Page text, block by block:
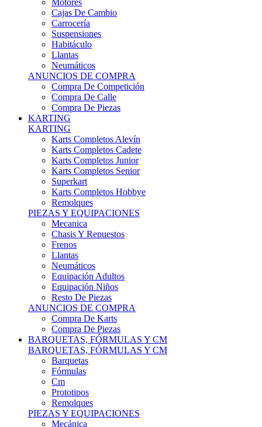
Motores
Cajas De Cambio
Carrocería
Suspensiones
Habitáculo
Llantas
Neumáticos
ANUNCIOS DE COMPRA
Compra De Competición
Compra De Calle
Compra De Piezas
KARTING
KARTING
Karts Completos Alevín
Karts Completos Cadete
Karts Completos Junior
Karts Completos Senior
Superkart
Karts Completos Hobbye
Remolques
PIEZAS Y EQUIPACIONES
Mecanica
Chasis Y Repuestos
Frenos
Llantas
Neumáticos
Equipación Adultos
Equipación Niños
Resto De Piezas
ANUNCIOS DE COMPRA
Compra De Karts
Compra De Piezas
BARQUETAS, FÓRMULAS Y CM
BARQUETAS, FÓRMULAS Y CM
Barquetas
Fórmulas
Cm
Prototipos
Remolques
PIEZAS Y EQUIPACIONES
Mecánica